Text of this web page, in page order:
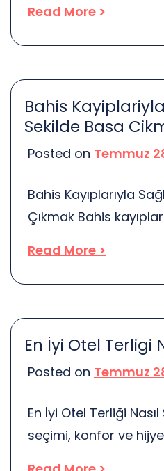
kararlarına ve bu
etkilerine
için hayatın en zor
Duygusal yükler,
hukuki süreçler bir
bu tür davalarda
Read More >
Bahis
Sekilde Basa
Posted on Temmuz
Bahis Kayıplarıyla
Çıkmak Bahis
hayatında inişler ve
kayıplarla başa
makalede, kayıplarla
yollarını ve sağlıklı
kayıplarınızı kabul
Read More >
En İyi Otel Terligi
Posted on Temmuz
En İyi Otel Terliği
seçimi, konfor ve